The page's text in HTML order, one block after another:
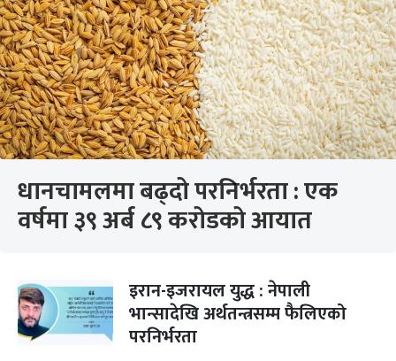
धानचामलमा बढ्दो परनिर्भरता : एक
वर्षमा ३९ अर्ब ८९ करोडको आयात
इरान-इजरायल युद्ध : नेपाली
भान्सादेखि अर्थतन्त्रसम्म फैलिएको
परनिर्भरता